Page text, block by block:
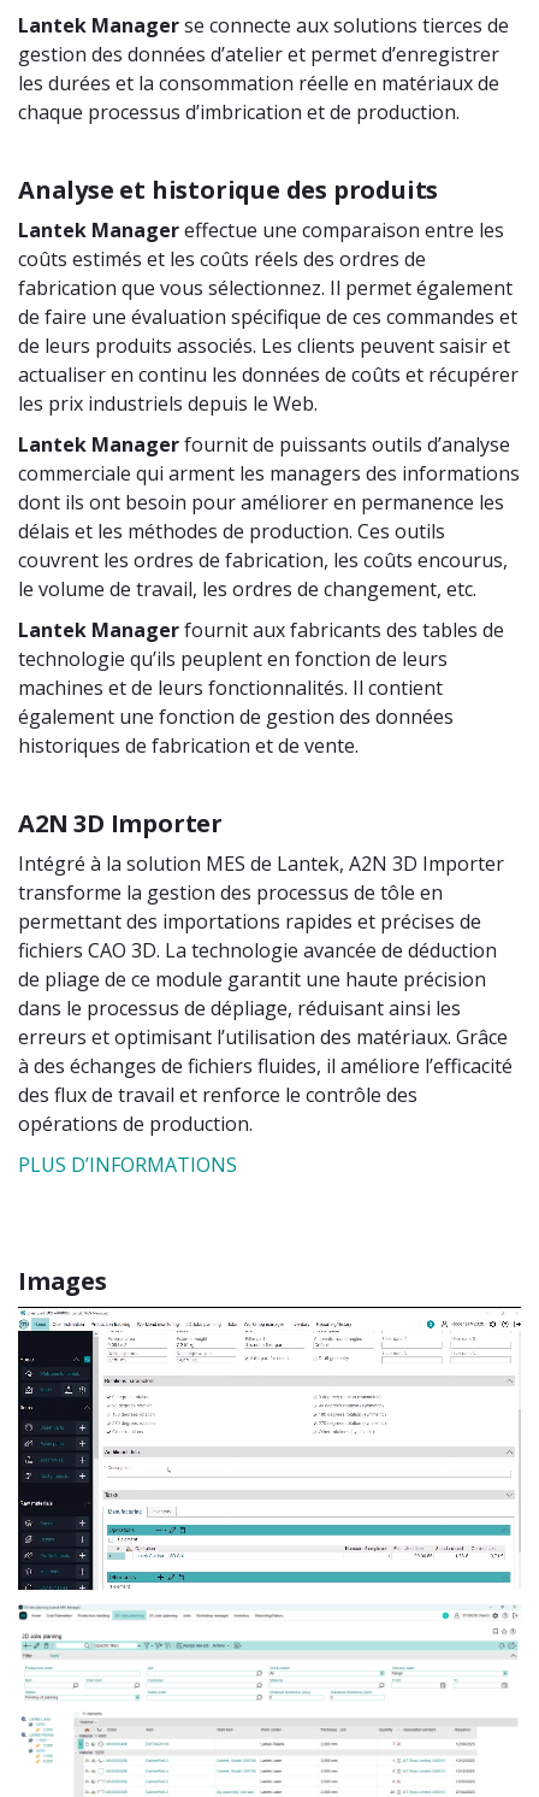
Lantek Managerse connecte aux solutions tierces de
gestion des données d’atelier et permet d’enregistrer
les durées et la consommation réelle en matériaux de
chaque processus d’imbrication et de production.
Analyse et historique des produits
Lantek Managereffectue une comparaison entre les
coûts estimés et les coûts réels des ordres de
fabrication que vous sélectionnez. Il permet également
de faire une évaluation spécifique de ces commandes et
de leurs produits associés. Les clients peuvent saisir et
actualiser en continu les données de coûts et récupérer
les prix industriels depuis le Web.
Lantek Managerfournit de puissants outils d’analyse
commerciale qui arment les managers des informations
dont ils ont besoin pour améliorer en permanence les
délais et les méthodes de production. Ces outils
couvrent les ordres de fabrication, les coûts encourus,
le volume de travail, les ordres de changement, etc.
Lantek Managerfournit aux fabricants des tables de
technologie qu’ils peuplent en fonction de leurs
machines et de leurs fonctionnalités. Il contient
également une fonction de gestion des données
historiques de fabrication et de vente.
A2N 3D Importer
Intégré à la solution MES de Lantek, A2N 3D Importer
transforme la gestion des processus de tôle en
permettant des importations rapides et précises de
fichiers CAO 3D. La technologie avancée de déduction
de pliage de ce module garantit une haute précision
dans le processus de dépliage, réduisant ainsi les
erreurs et optimisant l’utilisation des matériaux. Grâce
à des échanges de fichiers fluides, il améliore l’efficacité
des flux de travail et renforce le contrôle des
opérations de production.
PLUS D’INFORMATIONS
Images